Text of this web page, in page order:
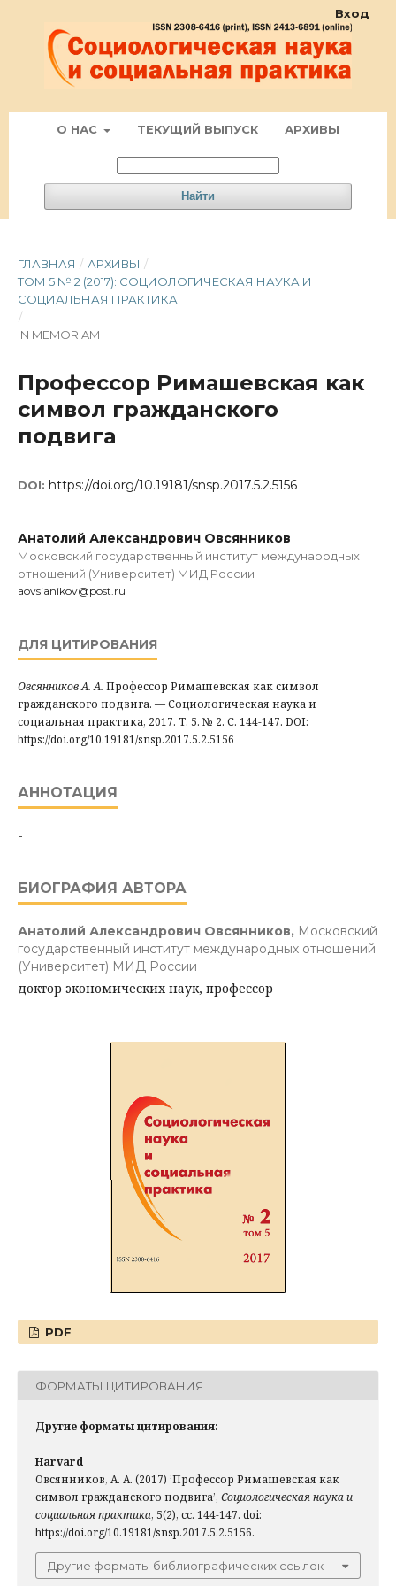
О НАС ТЕКУЩИЙ ВЫПУСК АРХИВЫ
Найти
Вход
ГЛАВНАЯ / АРХИВЫ /
ТОМ 5 № 2 (2017): СОЦИОЛОГИЧЕСКАЯ НАУКА И
СОЦИАЛЬНАЯ ПРАКТИКА
/
IN MEMORIAM
Профессор Римашевская как
символ гражданского
подвига
DOI: https://doi.org/10.19181/snsp.2017.5.2.5156
Анатолий Александрович Овсянников
Московский государственный институт международных
отношений (Университет) МИД России
aovsianikov@post.ru
ДЛЯ ЦИТИРОВАНИЯ
Овсянников А. А. Профессор Римашевская как символ
гражданского подвига. — Социологическая наука и
социальная практика, 2017. Т. 5. № 2. С. 144-147. DOI:
https://doi.org/10.19181/snsp.2017.5.2.5156
АННОТАЦИЯ
-
БИОГРАФИЯ АВТОРА
Анатолий Александрович Овсянников, Московский
государственный институт международных отношений
(Университет) МИД России
доктор экономических наук, профессор
PDF
ФОРМАТЫ ЦИТИРОВАНИЯ
Другие форматы цитирования:
Harvard
Овсянников, А. А. (2017) ’Профессор Римашевская как
символ гражданского подвига’, Социологическая наука и
социальная практика, 5(2), сс. 144-147. doi:
https://doi.org/10.19181/snsp.2017.5.2.5156.
Другие форматы библиографических ссылок